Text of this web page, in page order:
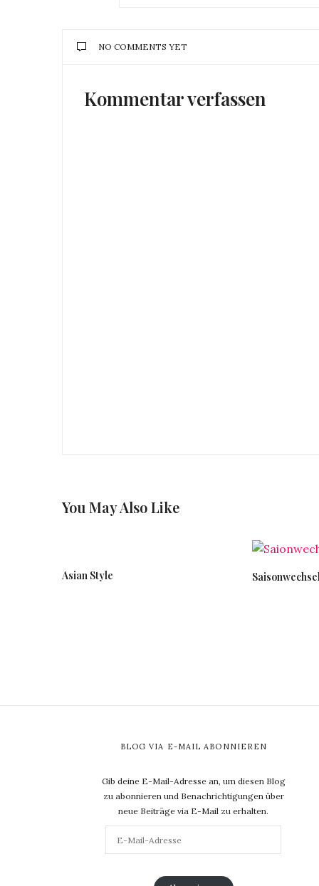
NO COMMENTS YET
Kommentar verfassen
You May Also Like
Asian Style
BLOG VIA E-MAIL ABONNIEREN
Gib deine E-Mail-Adresse an, um diesen Blog
zu abonnieren und Benachrichtigungen über
neue Beiträge via E-Mail zu erhalten.